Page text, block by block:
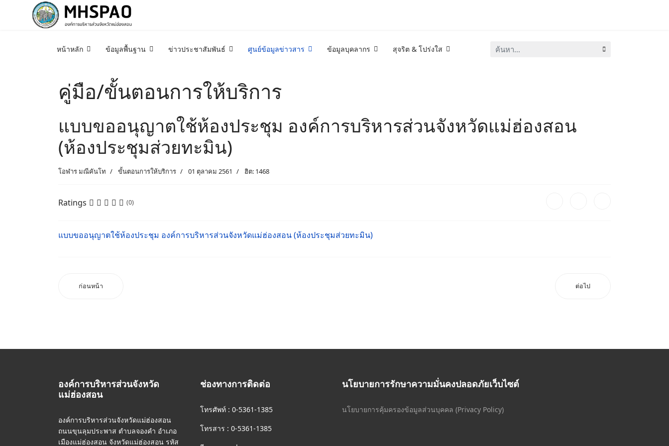
หน้าหลัก ข้อมูลพื้นฐาน ข่าวประชาสัมพันธ์ ศูนย์ข้อมูลข่าวสาร ข้อมูลบุคลากร สุจริต & โปร่งใส ค้นหา...
คู่มือ/ขั้นตอนการให้บริการ
แบบขออนุญาตใช้ห้องประชุม องค์การบริหารส่วนจังหวัดแม่ฮ่องสอน
(ห้องประชุมส่วยทะมิน)
โอฬาร มณีคันโท ขั้นตอนการให้บริการ 01 ตุลาคม 2561 ฮิต: 1468
Ratings (0)
แบบขออนุญาตใช้ห้องประชุม องค์การบริหารส่วนจังหวัดแม่ฮ่องสอน (ห้องประชุมส่วยทะมิน)
ก่อนหน้า ต่อไป
องค์การบริหารส่วนจังหวัด
แม่ฮ่องสอน
องค์การบริหารส่วนจังหวัดแม่ฮ่องสอน
ถนนขุนลุมประพาส ตำบลจองคำ อำเภอ
เมืองแม่ฮ่องสอน จังหวัดแม่ฮ่องสอน รหัส
ช่องทางการติดต่อ
โทรศัพท์ : 0-5361-1385
โทรสาร : 0-5361-1385
นโยบายการรักษาความมั่นคงปลอดภัยเว็บไซต์
นโยบายการคุ้มครองข้อมูลส่วนบุคคล (Privacy Policy)